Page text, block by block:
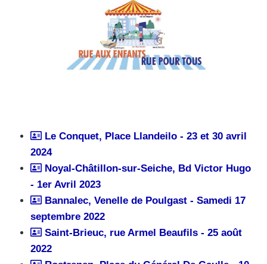
Le Conquet, Place Llandeilo - 23 et 30 avril
2024
Noyal-Châtillon-sur-Seiche, Bd Victor Hugo
- 1er Avril 2023
Bannalec, Venelle de Poulgast - Samedi 17
septembre 2022
Saint-Brieuc, rue Armel Beaufils - 25 août
2022